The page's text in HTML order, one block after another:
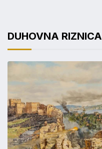
DUHOVNA RIZNICA